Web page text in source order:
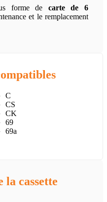
forme de carte de 6
et le remplacement
C
CS
CK
69
69a
la cassette